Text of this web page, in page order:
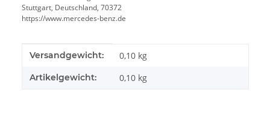
Stuttgart, Deutschland, 70372
https://www.mercedes-benz.de
Produkteigenschaft
Wert
Versandgewicht: 0,10 kg
Artikelgewicht: 0,10 kg